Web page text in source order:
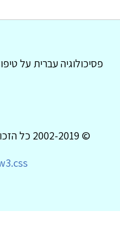
פסיכולוגיה עברית על
© 2002-2019 כל הזכויות שמורות לפסיכולוגיה עברית